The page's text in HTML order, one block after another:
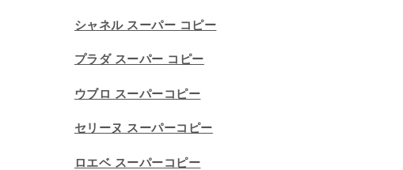
シャネル スーパー コピー
プラダ スーパー コピー
ウブロ スーパーコピー
セリーヌ スーパーコピー​
ロエベ スーパーコピー